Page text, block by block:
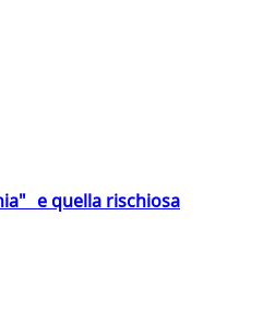
e quella rischiosa